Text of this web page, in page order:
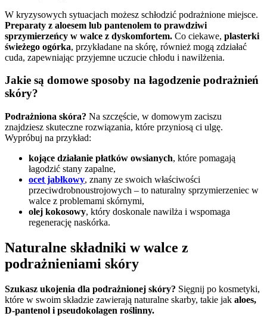
W kryzysowych sytuacjach możesz schłodzić podrażnione miejsce.
Preparaty z aloesem lub pantenolem to prawdziwi
sprzymierzeńcy w walce z dyskomfortem. Co ciekawe, plasterki
świeżego ogórka, przykładane na skórę, również mogą zdziałać
cuda, zapewniając przyjemne uczucie chłodu i nawilżenia.
Jakie są domowe sposoby na łagodzenie podrażnień
skóry?
Podrażniona skóra? Na szczęście, w domowym zaciszu
znajdziesz skuteczne rozwiązania, które przyniosą ci ulgę.
Wypróbuj na przykład:
kojące działanie płatków owsianych, które pomagają
łagodzić stany zapalne,
ocet jabłkowy, znany ze swoich właściwości
przeciwdrobnoustrojowych – to naturalny sprzymierzeniec w
walce z problemami skórnymi,
olej kokosowy, który doskonale nawilża i wspomaga
regenerację naskórka.
Naturalne składniki w walce z
podrażnieniami skóry
Szukasz ukojenia dla podrażnionej skóry? Sięgnij po kosmetyki,
które w swoim składzie zawierają naturalne skarby, takie jak aloes,
D-pantenol i pseudokolagen roślinny.